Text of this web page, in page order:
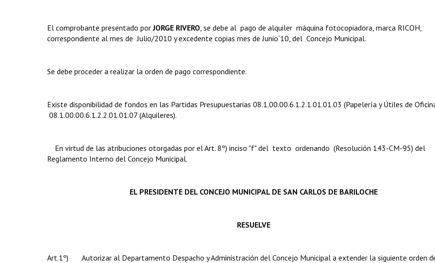
El comprobante presentado porJORGE RIVERO, se debe al pago de alquiler máquina fotocopiadora, marca RICOH,
correspondiente al mes de Julio/2010 y excedente copias mes de Junio`10, del Concejo Municipal.
Se debe proceder a realizar la orden de pago correspondiente.
Existe disponibilidad de fondos en las Partidas Presupuestarias 08.1.00.00.6.1.2.1.01.01.03 (Papelería y Útiles de
08.1.00.00.6.1.2.2.01.01.07 (Alquileres).
En virtud de las atribuciones otorgadas por el Art. 8º) inciso "f" del texto ordenando (Resolución 143-CM-95) del
Reglamento Interno del Concejo Municipal.
EL PRESIDENTE DEL CONCEJO MUNICIPAL DE SAN CARLOS DE BARILOCHE
RESUELVE
Art.1º) Autorizar al Departamento Despacho y Administración del Concejo Municipal a extender la siguiente orden